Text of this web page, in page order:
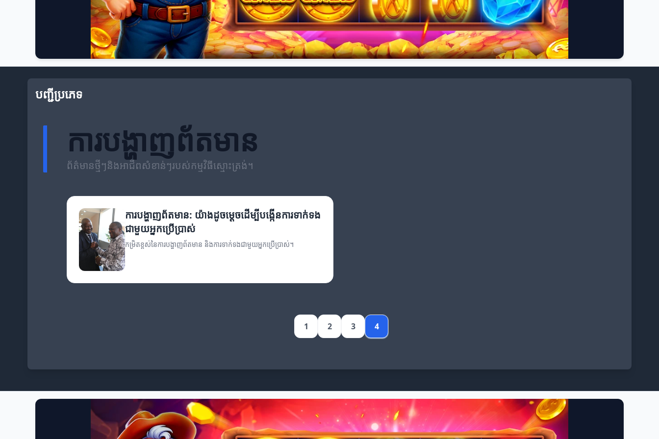
បញ្ជីប្រភេទ
ការបង្ហាញព័តមាន
ព័ត៌មានថ្មីៗនិងអាជីពសំខាន់ៗរបស់កម្មវិធីស្មោះត្រង់។
ការបង្ហាញព័តមាន: យ៉ាងដូចម្តេចដើម្បីបង្កើនការទាក់ទង
ជាមួយអ្នកប្រើប្រាស់
កម្រិតខ្ពស់នៃការបង្ហាញព័តមាន និងការទាក់ទងជាមួយអ្នកប្រើប្រាស់។
1 2 3 4